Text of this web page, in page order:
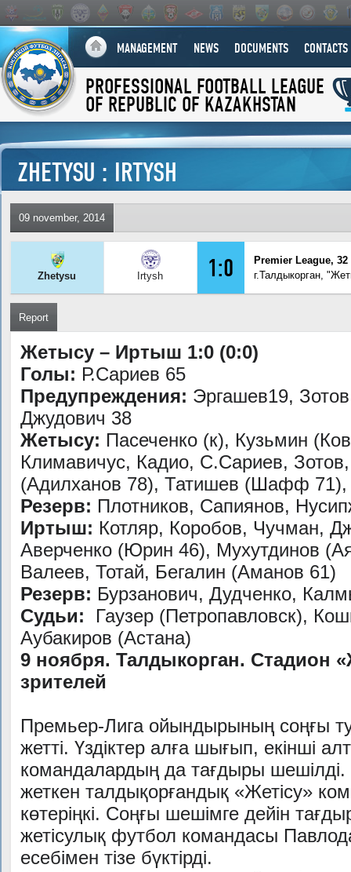
MANAGEMENT NEWS DOCUMENTS CONTACTS
PROFESSIONAL FOOTBALL LEAGUE
OF REPUBLIC OF KAZAKHSTAN
ZHETYSU : IRTYSH
09 november, 2014
Zhetysu Irtysh 1:0
Premier League, 32
г.Талдыкорган,
Report
Жетысу – Иртыш 1:0 (0:0)
Голы: Р.Сариев 65
Предупреждения: Эргашев19,
Джудович 38
Жетысу: Пасеченко (к), Кузьмин
Климавичус, Кадио, С.Сариев,
(Адилханов 78), Татишев (Шафф
Резерв: Плотников, Сапиянов,
Иртыш: Котляр, Коробов, Чучман,
Аверченко (Юрин 46), Мухутдинов
Валеев, Тотай, Бегалин (Аманов
Резерв: Бурзанович, Дудченко,
Судьи:
Гаузер (Петропавловск),
Аубакиров (Астана)
9 ноября. Талдыкорган. Стадион
зрителей
Премьер-Лига ойындырының соңғы
жетті. Үздіктер алға шығып, екінші
командалардың да тағдыры
жеткен талдықорғандық «Жетісу»
көтеріңкі. Соңғы шешімге дейін
жетісулық футбол командасы
есебімен тізе бүктірді.